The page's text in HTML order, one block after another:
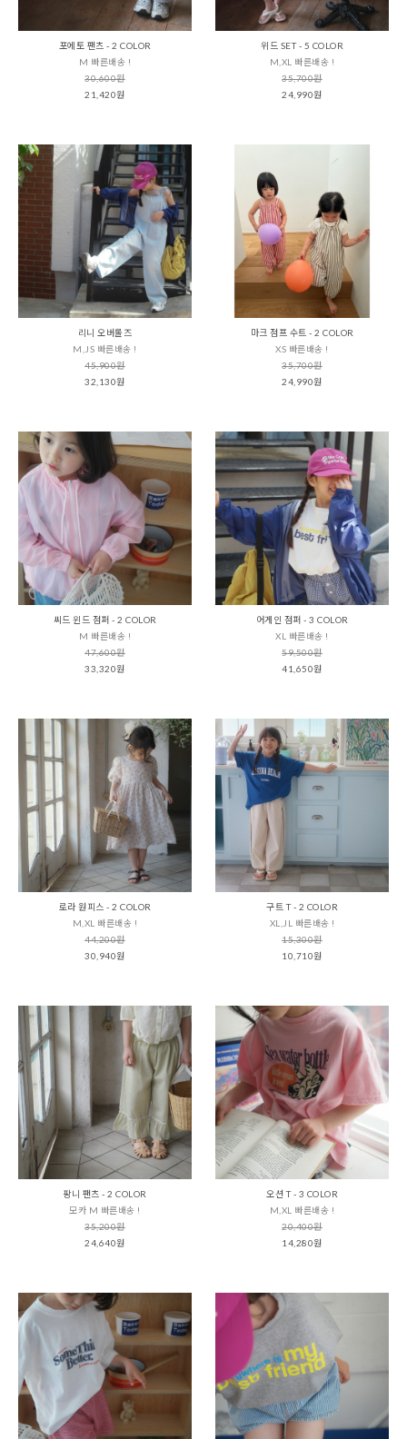
포에토 팬츠 - 2 COLOR
M 빠른배송 !
30,600원
21,420원
위드 SET - 5 COLOR
M,XL 빠른배송 !
35,700원
24,990원
리니 오버롤즈
M,JS 빠른배송 !
45,900원
32,130원
마크 점프 수트 - 2 COLOR
XS 빠른배송 !
35,700원
24,990원
씨드 윈드 점퍼 - 2 COLOR
M 빠른배송 !
47,600원
33,320원
어게인 점퍼 - 3 COLOR
XL 빠른배송 !
59,500원
41,650원
로라 원피스 - 2 COLOR
M,XL 빠른배송 !
44,200원
30,940원
구트 T - 2 COLOR
XL,JL 빠른배송 !
15,300원
10,710원
팡니 팬츠 - 2 COLOR
모카 M 빠른배송 !
35,200원
24,640원
오션 T - 3 COLOR
M,XL 빠른배송 !
20,400원
14,280원